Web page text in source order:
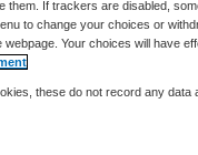
21 keer gelezen
them. If trackers are disabled,
to change your choices or
Your choices will have
these do not record any data